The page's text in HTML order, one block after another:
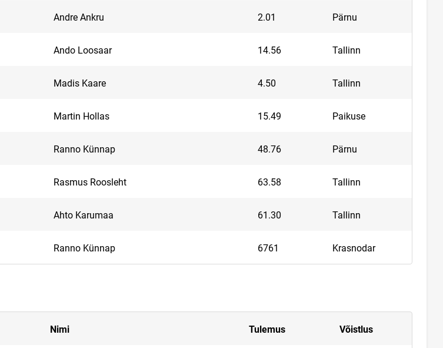
Andre Ankru 2.01 Pärnu
Ando Loosaar 14.56 Tallinn
Madis Kaare 4.50 Tallinn
Martin Hollas 15.49 Paikuse
Ranno Künnap 48.76 Pärnu
Rasmus Roosleht 63.58 Tallinn
Ahto Karumaa 61.30 Tallinn
Ranno Künnap 6761 Krasnodar
Nimi Tulemus Võistlus